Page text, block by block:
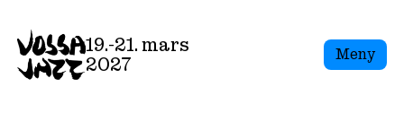
to
content
19.-21. mars
2027
Meny